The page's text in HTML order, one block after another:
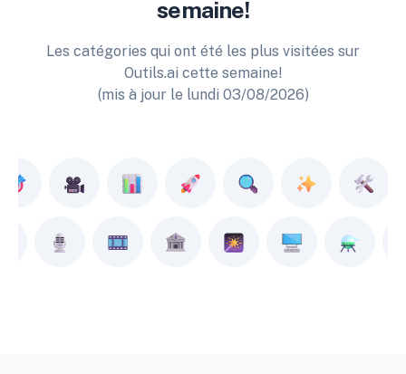
semaine!
Les catégories qui ont été les plus visitées sur
Outils.ai cette semaine!
(mis à jour le lundi 03/08/2026)